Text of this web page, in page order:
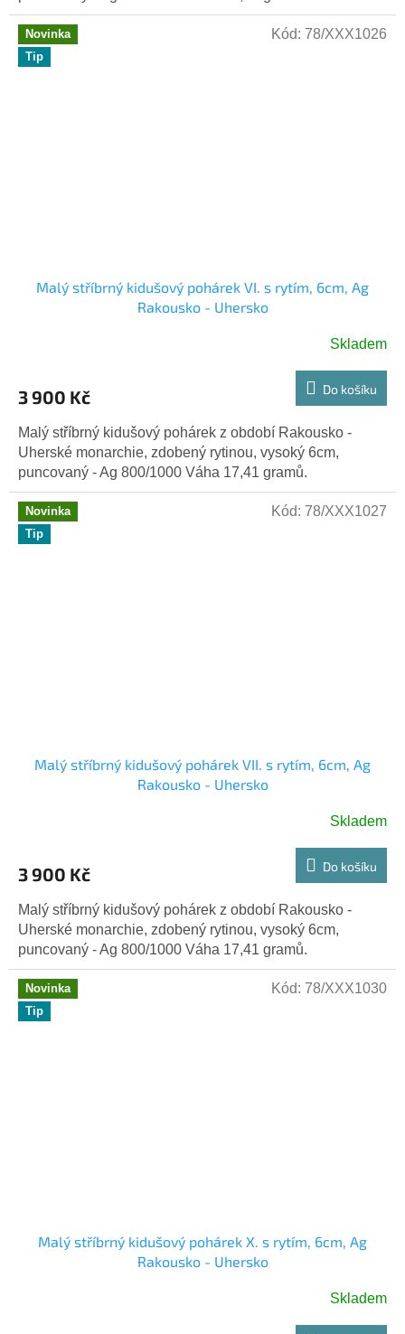
Novinka
Tip
Malý stříbrný kidušový pohárek VI. s rytím, 6cm, Ag
Rakousko - Uhersko
Skladem
3 900 Kč Do košíku
Malý stříbrný kidušový pohárek z období Rakousko -
Uherské monarchie, zdobený rytinou, vysoký 6cm,
puncovaný - Ag 800/1000 Váha 17,41 gramů.
Kód: 78/XXX1026
Novinka
Tip
Malý stříbrný kidušový pohárek VII. s rytím, 6cm, Ag
Rakousko - Uhersko
Skladem
3 900 Kč Do košíku
Malý stříbrný kidušový pohárek z období Rakousko -
Uherské monarchie, zdobený rytinou, vysoký 6cm,
puncovaný - Ag 800/1000 Váha 17,41 gramů.
Kód: 78/XXX1027
Novinka
Tip
Malý stříbrný kidušový pohárek X. s rytím, 6cm, Ag
Rakousko - Uhersko
Skladem
Kód: 78/XXX1030